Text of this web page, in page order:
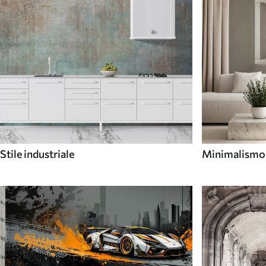
Stile industriale Minimalismo